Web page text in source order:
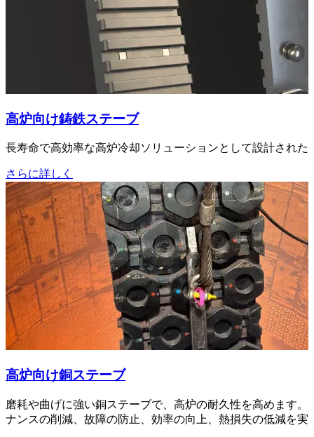
高炉向け鋳鉄ステーブ
長寿命で高効率な高炉冷却ソリューションとして設計された
さらに詳しく
高炉向け銅ステーブ
磨耗や曲げに強い銅ステーブで、高炉の耐久性を高めます
ナンスの削減、故障の防止、効率の向上、熱損失の低減を実